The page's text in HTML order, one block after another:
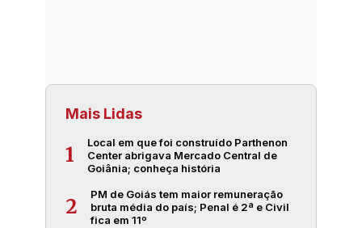
Mais Lidas
1
Local em que foi construído Parthenon
Center abrigava Mercado Central de
Goiânia; conheça história
2
PM de Goiás tem maior remuneração
bruta média do país; Penal é 2ª e Civil
fica em 11º